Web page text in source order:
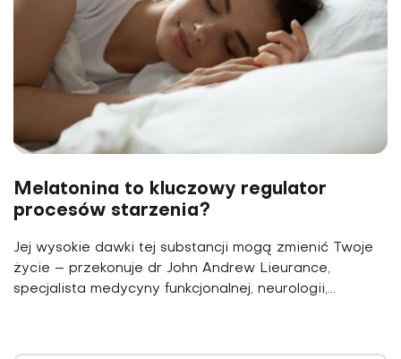
Melatonina to kluczowy regulator
procesów starzenia?
Jej wysokie dawki tej substancji mogą zmienić Twoje
życie – przekonuje dr John Andrew Lieurance,
specjalista medycyny funkcjonalnej, neurologii,...